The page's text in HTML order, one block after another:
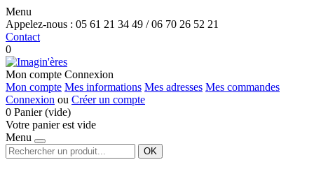
Menu
Appelez-nous : 05 61 21 34 49 / 06 70 26 52 21
Contact
0
Mon compte Connexion
Mon compte Mes informations Mes adresses Mes commandes
Connexion ou Créer un compte
0 Panier (vide)
Votre panier est vide
Menu
OK